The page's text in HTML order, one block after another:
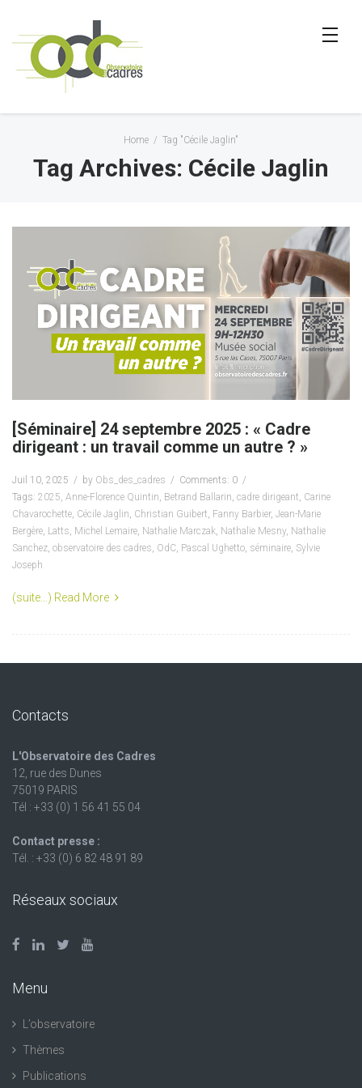
Home / Tag "Cécile Jaglin"
Tag Archives: Cécile Jaglin
[Séminaire] 24 septembre 2025 : « Cadre
dirigeant : un travail comme un autre ? »
Juil 10, 2025 by Obs_des_cadres
Comments: 0
Tags: 2025, Anne-Florence Quintin, Betrand Ballarin, cadre dirigeant, Carine
Chavarochette, Cécile Jaglin, Christian Guibert, Fanny Barbier, Jean-Marie
Bergère, Latts, Michel Lemaire, Nathalie Marczak, Nathalie Mesny, Nathalie
Sanchez, observatoire des cadres, OdC, Pascal Ughetto, séminaire, Sylvie
Joseph
(suite…) Read More
Contacts
L'Observatoire des Cadres
12, rue des Dunes
75019 PARIS
Tél : +33 (0) 1 56 41 55 04
Contact presse :
Tél. : +33 (0) 6 82 48 91 89
Réseaux sociaux
Menu
L’observatoire
Thèmes
Publications